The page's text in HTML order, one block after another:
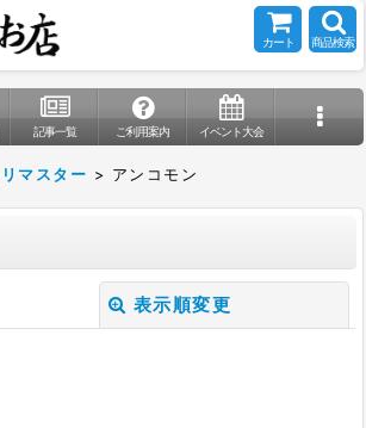
カート 商品検索
記事一覧 ご利用案内 イベント大会
マスター > アンコモン
表示順変更